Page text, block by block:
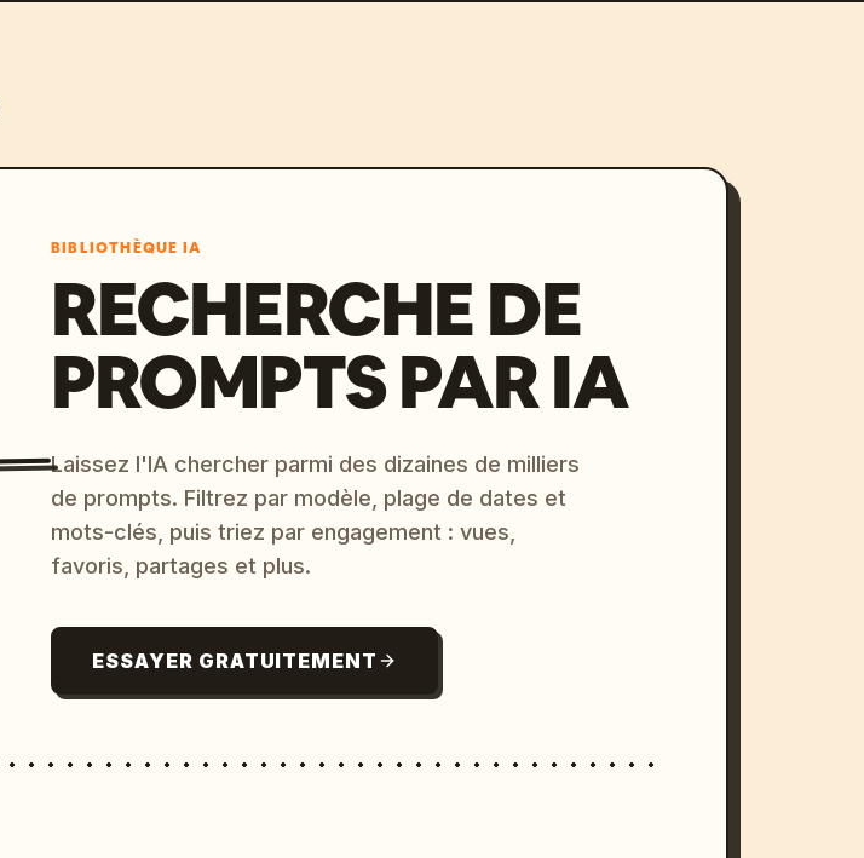
BIBLIOTHÈQUE IA
RECHERCHE DE
PROMPTS PAR IA
Laissez l'IA chercher parmi des dizaines de milliers
de prompts. Filtrez par modèle, plage de dates et
mots-clés, puis triez par engagement : vues,
favoris, partages et plus.
ESSAYER GRATUITEMENT